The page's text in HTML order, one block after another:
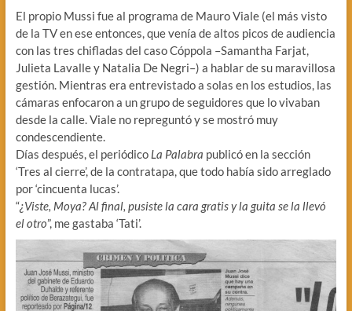
El propio Mussi fue al programa de Mauro Viale (el más visto
de la TV en ese entonces, que venía de altos picos de audiencia
con las tres chifladas del caso Cóppola –Samantha Farjat,
Julieta Lavalle y Natalia De Negri–) a hablar de su maravillosa
gestión. Mientras era entrevistado a solas en los estudios, las
cámaras enfocaron a un grupo de seguidores que lo vivaban
desde la calle. Viale no repreguntó y se mostró muy
condescendiente.
Días después, el periódico La Palabra publicó en la sección
‘Tres al cierre’, de la contratapa, que todo había sido arreglado
por ‘cincuenta lucas’.
“¿Viste, Moya? Al final, pusiste la cara gratis y la guita se la llevó
el otro”, me gastaba ‘Tati’.